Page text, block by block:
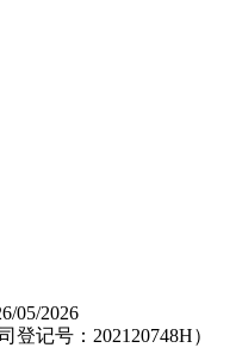
05/2026
记号：202120748H）